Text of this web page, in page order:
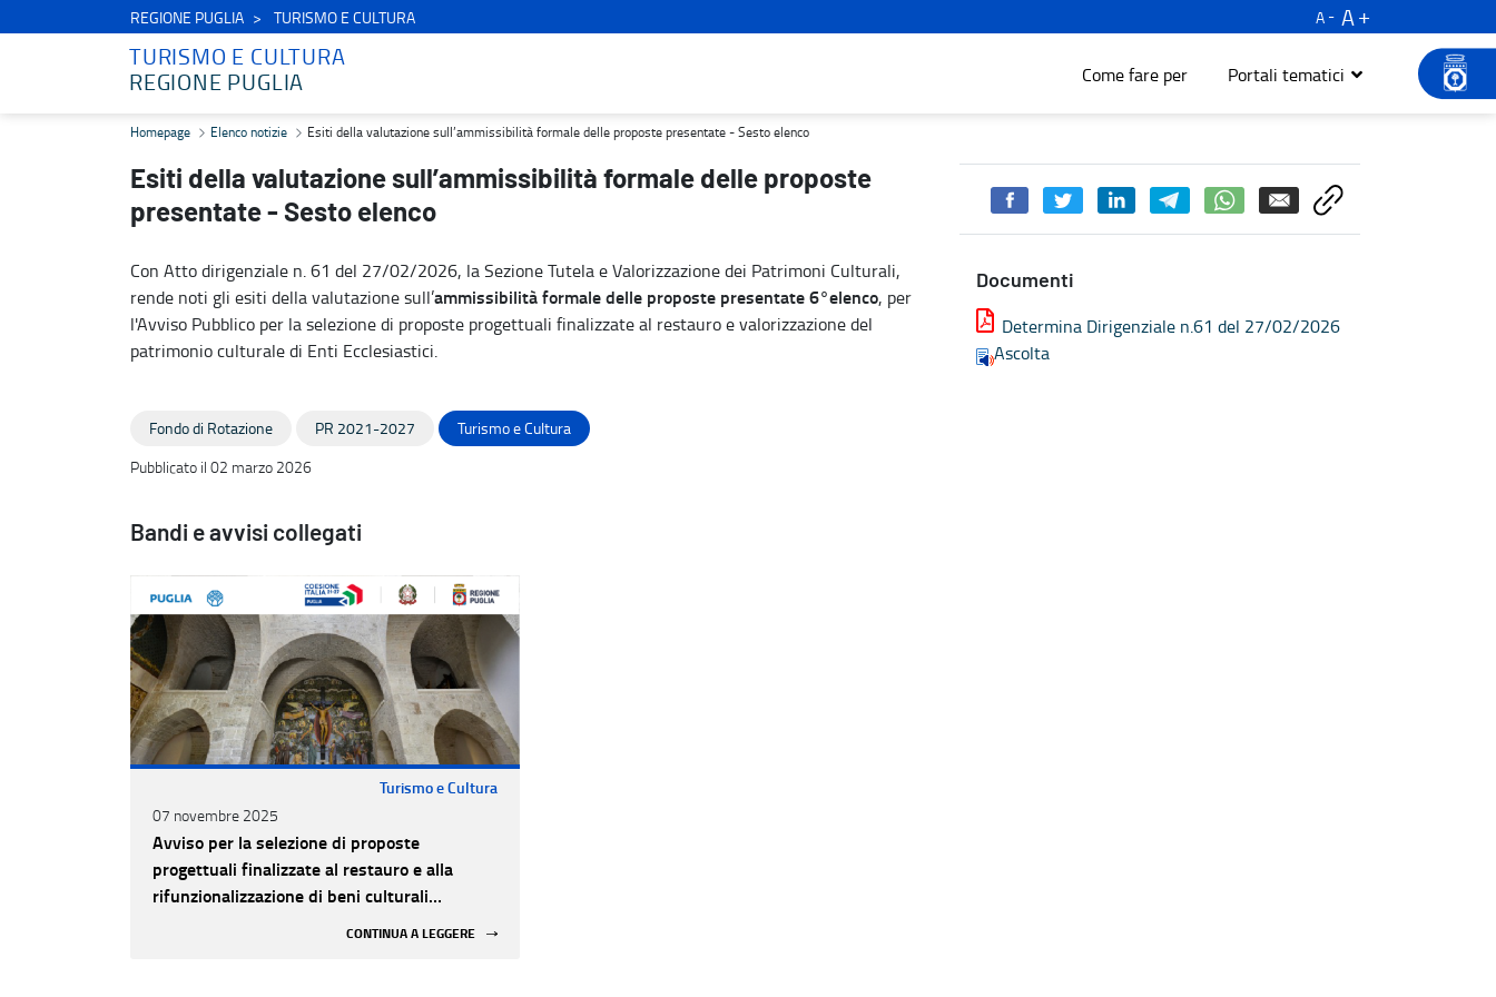
REGIONE PUGLIA TURISMO E CULTURA A
A
TURISMO E CULTURA
REGIONE PUGLIA
Come fare per Portali tematici
Esiti della valutazione sull’ammissibilità formale delle proposte presentate - Sesto elenco - Turismo e cultura
Homepage Elenco notizie Esiti della valutazione sull’ammissibilità formale delle proposte presentate - Sesto elenco
Esiti della valutazione sull’ammissibilità formale delle proposte
presentate - Sesto elenco
Con Atto dirigenziale n. 61 del 27/02/2026, la Sezione Tutela e Valorizzazione dei Patrimoni Culturali,
rende noti gli esiti della valutazione sull’ammissibilità formale delle proposte presentate6°elenco, per
l'Avviso Pubblico per la selezione di proposte progettuali finalizzate al restauro e valorizzazione del
patrimonio culturale di Enti Ecclesiastici.
Documenti
Determina Dirigenziale n.61 del 27/02/2026
Ascolta
Fondo di Rotazione PR 2021-2027
Turismo e Cultura
Pubblicato il 02 marzo 2026
Bandi e avvisi collegati
Turismo e Cultura
07 novembre 2025
Avviso per la selezione di proposte
progettuali finalizzate al restauro e alla
rifunzionalizzazione di beni culturali
CONTINUA A LEGGERE